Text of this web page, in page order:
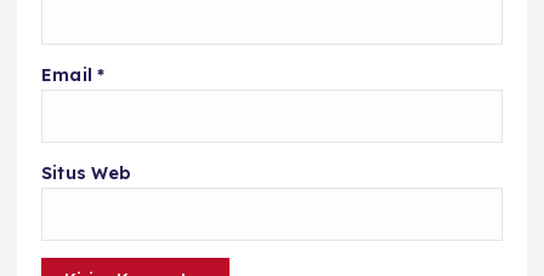
Email *
Situs Web